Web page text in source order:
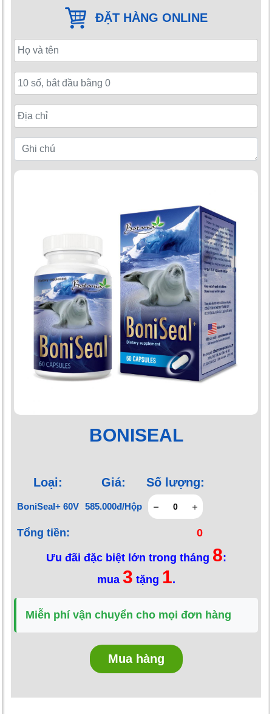
ĐẶT HÀNG ONLINE
BONISEAL
Loại: Giá: Số lượng:
BoniSeal+ 60V 585.000đ/Hộp
Tổng tiền: 0
Ưu đãi đặc biệt lớn trong tháng 8:
mua 3 tặng 1.
Miễn phí vận chuyển cho mọi đơn hàng
Mua hàng